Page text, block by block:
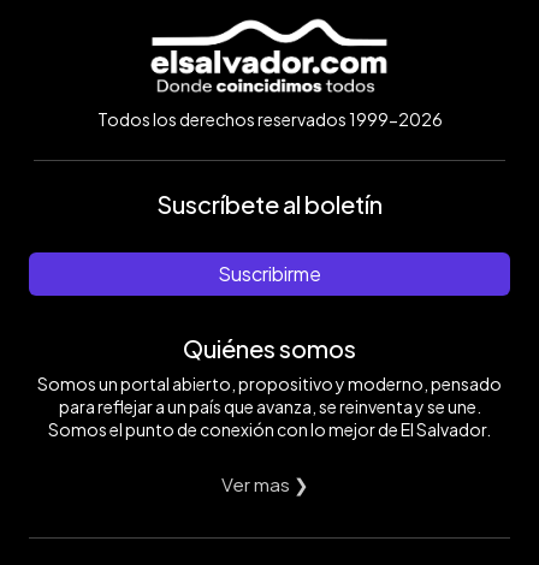
Todos los derechos reservados 1999-2026
Suscríbete al boletín
Suscribirme
Quiénes somos
Somos un portal abierto, propositivo y moderno, pensado
para reflejar a un país que avanza, se reinventa y se une.
Somos el punto de conexión con lo mejor de El Salvador.
Ver mas ❯